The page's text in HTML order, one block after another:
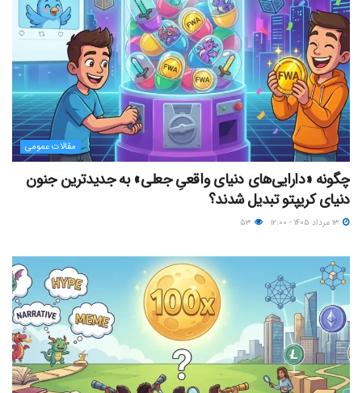
مقالات عمومی
چگونه «دارایی‌های دنیای واقعیِ جعلی» به جدیدترین جنون
دنیای کریپتو تبدیل شدند؟